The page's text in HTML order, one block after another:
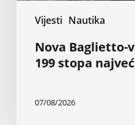
Vijesti Nautika
Nova Baglietto-
199 stopa
07/08/2026